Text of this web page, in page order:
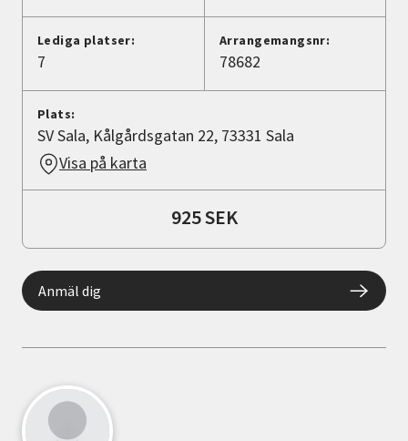
Lediga platser:
7
Arrangemangsnr:
78682
Plats:
SV Sala, Kålgårdsgatan 22, 73331 Sala
Visa på karta
925 SEK
Anmäl dig